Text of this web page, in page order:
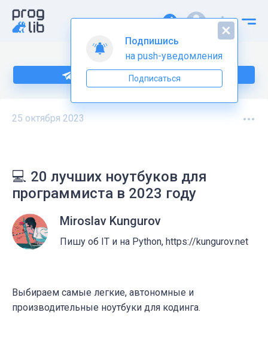
Подпишитесь на нас в Telegram
25 октября 2023
💻 20 лучших ноутбуков для
программиста в 2023 году
Miroslav Kungurov
Пишу об IT и на Python, https://kungurov.net
Выбираем самые легкие, автономные и
производительные ноутбуки для кодинга.